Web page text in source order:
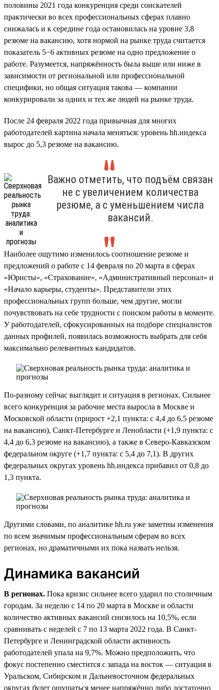
половины 2021 года конкуренция среди соискателей
практически во всех профессиональных сферах плавно
снижалась и к середине года остановилась на уровне 3,8
резюме на вакансию, хотя нормой на рынке труда считается
показатель 5−6 активных резюме на одно предложение о
работе. Разумеется, напряжённость была выше или ниже в
зависимости от региональной или профессиональной
специфики, но общая ситуация такова — компании
конкурировали за одних и тех же людей на рынке труда.
После 24 февраля 2022 года привычная для многих
работодателей картина начала меняться: уровень hh.индекса
вырос до 5,3 резюме на вакансию.
Важно отметить, что подъём связан
не с увеличением количества
резюме, а с уменьшением числа
вакансий.
.
Наиболее ощутимо изменилось соотношение резюме и
предложений о работе с 14 февраля по 20 марта в сферах
«Юристы», «Страхование», «Административный персонал» и
«Начало карьеры, студенты». Представители этих
профессиональных групп больше, чем другие, могли
почувствовать на себе трудности с поиском работы в моменте.
У работодателей, сфокусированных на подборе специалистов
данных профилей, появилась возможность выбрать для себя
максимально релевантных кандидатов.
По-разному сейчас выглядит и ситуация в регионах. Сильнее
всего конкуренция за рабочие места выросла в Москве и
Московской области (прирост +2,1 пункта: с 4,4 до 6,5 резюме
на вакансию), Санкт-Петербурге и Ленобласти (+1,9 пункта: с
4,4 до 6,3 резюме на вакансию), а также в Северо-Кавказском
федеральном округе (+1,7 пункта: с 5,4 до 7,1). В других
федеральных округах уровень hh.индекса прибавил от 0,8 до
1,3 пункта.
Другими словами, по аналитике hh.ru уже заметны изменения
по всем значимым профессиональным сферам во всех
регионах, но драматичными их пока назвать нельзя.
Динамика вакансий
В регионах. Пока кризис сильнее всего ударил по столичным
городам. За неделю с 14 по 20 марта в Москве и области
количество активных вакансий снизилось на 10,5%, если
сравнивать с неделей с 7 по 13 марта 2022 года. В Санкт-
Петербурге и Ленинградской области активность
работодателей упала на 9,7%. Можно предположить, что
фокус постепенно сместится с запада на восток — ситуация в
Уральском, Сибирском и Дальневосточном федеральных
округах будет ощущаться менее напряжённо либо достаточно